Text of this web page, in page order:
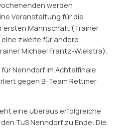
werden
Veranstaltung für die
ersten Mannschaft (Trainer
eine zweite für andere
Michael Frantz-Wielstra).
für Nenndorf im Achtelfinale
gegen B-Team Rettmer
eine überaus erfolgreiche
TuS Nenndorf zu Ende: Die